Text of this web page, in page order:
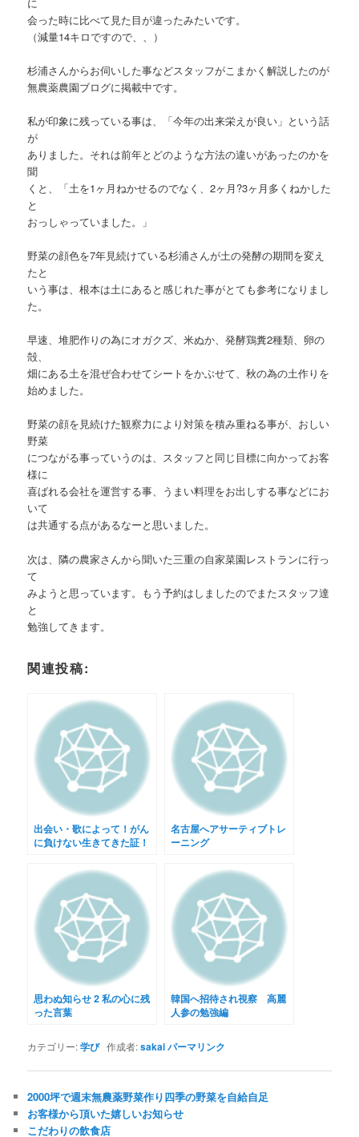
会った時に比べて見た目が違ったみたいです。
（減量14キロですので、、）
杉浦さんからお伺いした事などスタッフがこまかく解説したのが
無農薬農園ブログに掲載中です。
私が印象に残っている事は、「今年の出来栄えが良い」という話
が
ありました。それは前年とどのような方法の違いがあったのかを
聞
くと、「土を1ヶ月ねかせるのでなく、2ヶ月?3ヶ月多くねかした
と
おっしゃっていました。」
野菜の顔色を7年見続けている杉浦さんが土の発酵の期間を変え
たと
いう事は、根本は土にあると感じれた事がとても参考になりまし
た。
早速、堆肥作りの為にオガクズ、米ぬか、発酵鶏糞2種類、卵の
殻、
畑にある土を混ぜ合わせてシートをかぶせて、秋の為の土作りを
始めました。
野菜の顔を見続けた観察力により対策を積み重ねる事が、おしい
野菜
につながる事っていうのは、スタッフと同じ目標に向かってお客
様に
喜ばれる会社を運営する事、うまい料理をお出しする事などにお
いて
は共通する点があるなーと思いました。
次は、隣の農家さんから聞いた三重の自家菜園レストランに行っ
て
みようと思っています。もう予約はしましたのでまたスタッフ達
と
勉強してきます。
関連投稿:
出会い・歌によって！がん
に負けない生きてきた証！
名古屋へアサーティブトレ
ーニング
思わぬ知らせ 2 私の心に残
った言葉
韓国へ招待され視察 高麗
人参の勉強編
カテゴリー:学び作成者:sakaiパーマリンク
2000坪で週末無農薬野菜作り四季の野菜を自給自足
お客様から頂いた嬉しいお知らせ
こだわりの飲食店